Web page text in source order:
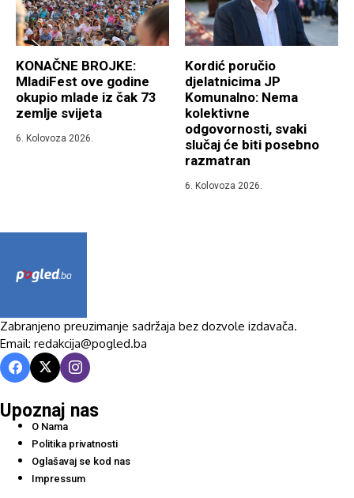
KONAČNE BROJKE:
MladiFest ove godine
okupio mlade iz čak 73
zemlje svijeta
6. Kolovoza 2026.
Kordić poručio
djelatnicima JP
Komunalno: Nema
kolektivne
odgovornosti, svaki
slučaj će biti posebno
razmatran
6. Kolovoza 2026.
Zabranjeno preuzimanje sadržaja bez dozvole izdavača.
Email: redakcija@pogled.ba
Upoznaj nas
O Nama
Politika privatnosti
Oglašavaj se kod nas
Impressum